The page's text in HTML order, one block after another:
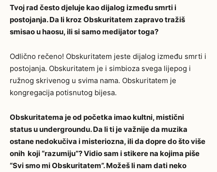
Tvoj rad često djeluje kao dijalog između smrti i
postojanja. Da li kroz Obskuritatem zapravo tražiš
smisao u haosu, ili si samo medijator toga?
Odlično rečeno! Obskuritatem jeste dijalog između smrti i
postojanja. Obskuritatem je i simbioza svega lijepog i
ružnog skrivenog u svima nama. Obskuritatem je
kongregacija potisnutog bijesa.
Obskuritatema je od početka imao kultni, mistični
status u undergroundu. Da liti je važnije da muzika
ostane nedokučiva i misteriozna, ili da dopre do što više
onih koji “razumiju”? Vidio sam i stikere na kojima piše
“Svi smo mi Obskuritatem”. Možeš linam dati neko